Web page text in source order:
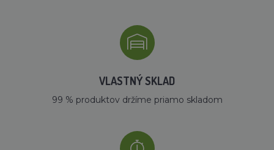
VLASTNÝ SKLAD
99 % produktov držíme priamo skladom